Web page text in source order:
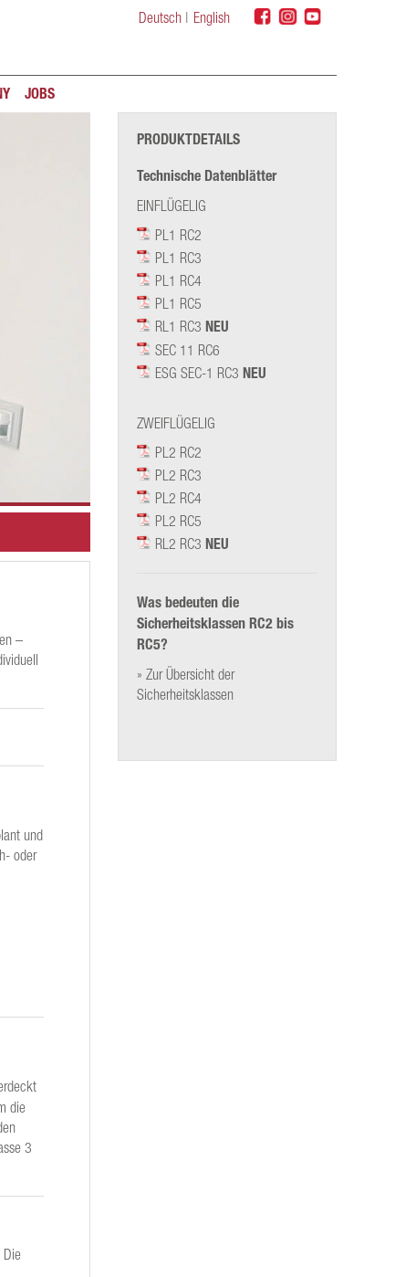
English
Deutsch
JOBS
–
und
oder
die
3
Die
PRODUKTDETAILS
Technische Datenblätter
EINFLÜGELIG
PL1 RC2
PL1 RC3
PL1 RC4
PL1 RC5
RL1 RC3 NEU
SEC 11 RC6
ESG SEC-1 RC3 NEU
ZWEIFLÜGELIG
PL2 RC2
PL2 RC3
PL2 RC4
PL2 RC5
RL2 RC3 NEU
Was bedeuten die
Sicherheitsklassen RC2 bis
RC5?
» Zur Übersicht der
Sicherheitsklassen